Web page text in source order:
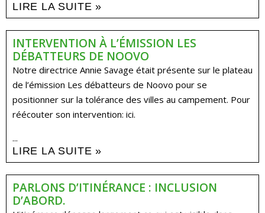
LIRE LA SUITE »
INTERVENTION À L’ÉMISSION LES
DÉBATTEURS DE NOOVO
Notre directrice Annie Savage était présente sur le plateau
de l’émission Les débatteurs de Noovo pour se
positionner sur la tolérance des villes au campement. Pour
réécouter son intervention: ici.
...
LIRE LA SUITE »
PARLONS D’ITINÉRANCE : INCLUSION
D’ABORD.